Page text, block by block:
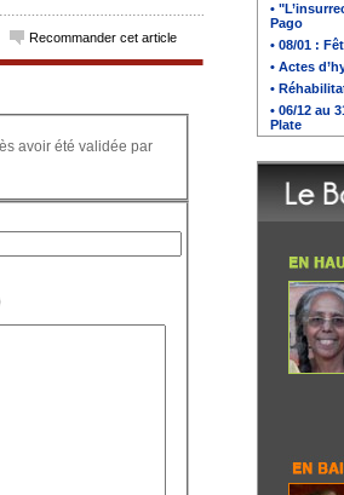
Recommander cet article
avoir été validée par
•
Pago
• 08/01 :
• Actes
•
• 06/12 au
Plate